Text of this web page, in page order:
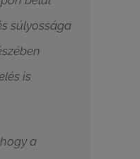
súlyossága
is
a